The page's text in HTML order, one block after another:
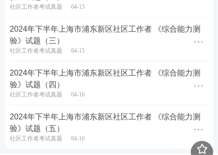
自身情况构思一篇作文。自找角度，确定立意，确定
文体，确定标题，不要脱离材料内容或其含义范围，
社区工作者考试真题 04-15
2024年下半年上海市浦东新区社区工作者 《综合能力测
验》试题（三）
社区工作者考试真题 04-15
2024年下半年上海市浦东新区社区工作者 《综合能力测
验》试题（四）
社区工作者考试真题 04-16
2024年下半年上海市浦东新区社区工作者 《综合能力测
验》试题（五）
社区工作者考试真题 04-16